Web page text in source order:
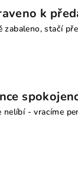
k
zabaleno, stačí
nelíbí - vracíme